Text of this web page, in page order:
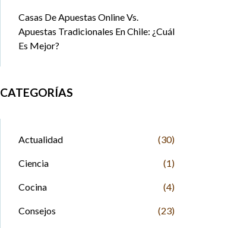
Casas De Apuestas Online Vs.
Apuestas Tradicionales En Chile: ¿Cuál
Es Mejor?
CATEGORÍAS
Actualidad (30)
Ciencia (1)
Cocina (4)
Consejos (23)